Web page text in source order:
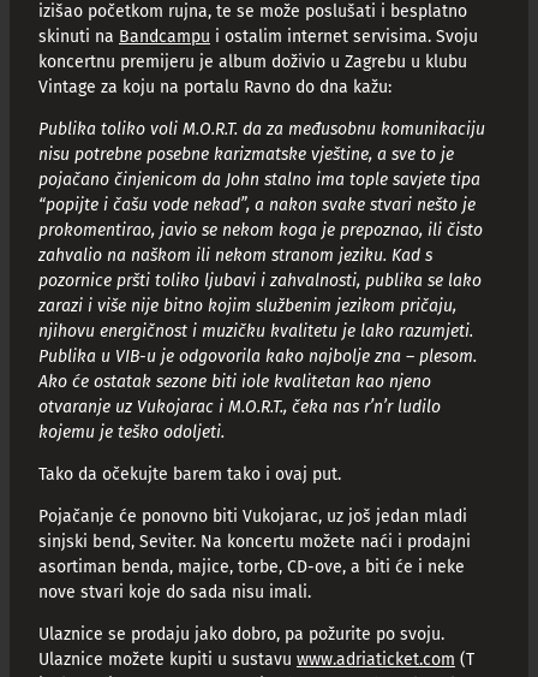
izišao početkom rujna, te se može poslušati i besplatno
skinuti na Bandcampu i ostalim internet servisima. Svoju
koncertnu premijeru je album doživio u Zagrebu u klubu
Vintage za koju na portalu Ravno do dna kažu:
Publika toliko voli M.O.R.T. da za međusobnu komunikaciju
nisu potrebne posebne karizmatske vještine, a sve to je
pojačano činjenicom da John stalno ima tople savjete tipa
“popijte i čašu vode nekad”, a nakon svake stvari nešto je
prokomentirao, javio se nekom koga je prepoznao, ili čisto
zahvalio na naškom ili nekom stranom jeziku. Kad s
pozornice pršti toliko ljubavi i zahvalnosti, publika se lako
zarazi i više nije bitno kojim službenim jezikom pričaju,
njihovu energičnost i muzičku kvalitetu je lako razumjeti.
Publika u VIB-u je odgovorila kako najbolje zna – plesom.
Ako će ostatak sezone biti iole kvalitetan kao njeno
otvaranje uz Vukojarac i M.O.R.T., čeka nas r’n’r ludilo
kojemu je teško odoljeti.
Tako da očekujte barem tako i ovaj put.
Pojačanje će ponovno biti Vukojarac, uz još jedan mladi
sinjski bend, Seviter. Na koncertu možete naći i prodajni
asortiman benda, majice, torbe, CD-ove, a biti će i neke
nove stvari koje do sada nisu imali.
Ulaznice se prodaju jako dobro, pa požurite po svoju.
Ulaznice možete kupiti u sustavu www.adriaticket.com (T